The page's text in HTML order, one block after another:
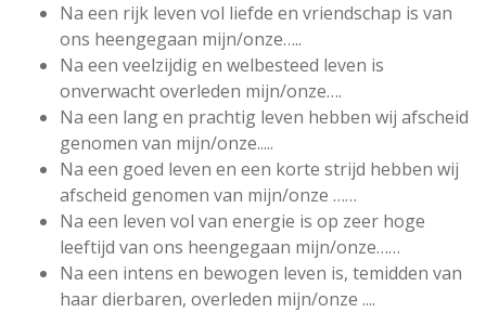
Na een rijk leven vol liefde en vriendschap is van
ons heengegaan mijn/onze…..
Na een veelzijdig en welbesteed leven is
onverwacht overleden mijn/onze….
Na een lang en prachtig leven hebben wij afscheid
genomen van mijn/onze.....
Na een goed leven en een korte strijd hebben wij
afscheid genomen van mijn/onze ……
Na een leven vol van energie is op zeer hoge
leeftijd van ons heengegaan mijn/onze……
Na een intens en bewogen leven is, temidden van
haar dierbaren, overleden mijn/onze ....